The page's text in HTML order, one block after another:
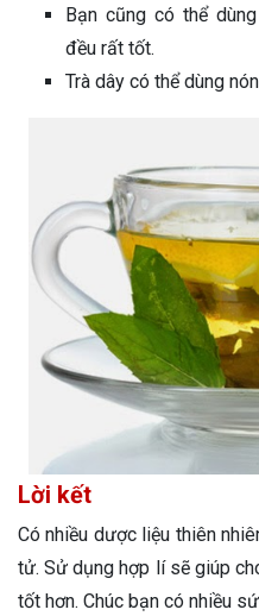
Bạn cũng có thể
đều rất tốt.
Trà dây có thể dùng
Lời kết
Có nhiều dược liệu thiên
tử. Sử dụng hợp lí sẽ giúp
tốt hơn. Chúc bạn có nhiều